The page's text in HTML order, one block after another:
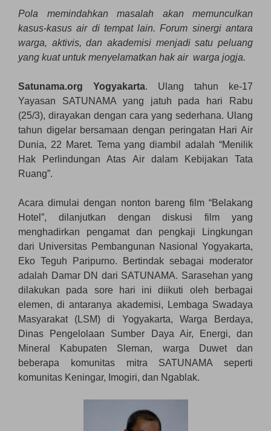
Pola memindahkan masalah akan memunculkan
kasus-kasus air di tempat lain. Forum sinergi antara
warga, aktivis, dan akademisi menjadi satu peluang
yang kuat untuk menyelamatkan hak air warga jogja.
Satunama.org Yogyakarta. Ulang tahun ke-17
Yayasan SATUNAMA yang jatuh pada hari Rabu
(25/3), dirayakan dengan cara yang sederhana. Ulang
tahun digelar bersamaan dengan peringatan Hari Air
Dunia, 22 Maret. Tema yang diambil adalah “Menilik
Hak Perlindungan Atas Air dalam Kebijakan Tata
Ruang”.
Acara dimulai dengan nonton bareng film “Belakang
Hotel”, dilanjutkan dengan diskusi film yang
menghadirkan pengamat dan pengkaji Lingkungan
dari Universitas Pembangunan Nasional Yogyakarta,
Eko Teguh Paripurno. Bertindak sebagai moderator
adalah Damar DN dari SATUNAMA. Sarasehan yang
dilakukan pada sore hari ini diikuti oleh berbagai
elemen, di antaranya akademisi, Lembaga Swadaya
Masyarakat (LSM) di Yogyakarta, Warga Berdaya,
Dinas Pengelolaan Sumber Daya Air, Energi, dan
Mineral Kabupaten Sleman, warga Duwet dan
beberapa komunitas mitra SATUNAMA seperti
komunitas Keningar, Imogiri, dan Ngablak.